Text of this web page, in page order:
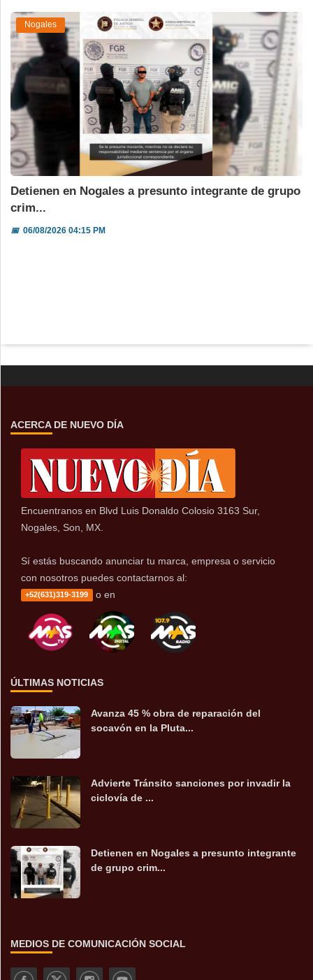
Nogales
Detienen en Nogales a presunto integrante de grupo
crim...
📅06/08/2026 04:15 PM
ACERCA DE NUEVO DÍA
Encuentranos en Blvd Luis Donaldo Colosio 3163 Sur,
Nogales, Son, MX.
Sí estás buscando anunciar tu marca, empresa o servicio
con nosotros puedes contactarnos al:
+52(631)319-3199 o en
ÚLTIMAS NOTICIAS
Avanza 45 % obra de reparación del
socavón en la Pluta...
Advierte Tránsito sanciones por invadir la
ciclovía de ...
Detienen en Nogales a presunto integrante
de grupo crim...
MEDIOS DE COMUNICACIÓN SOCIAL